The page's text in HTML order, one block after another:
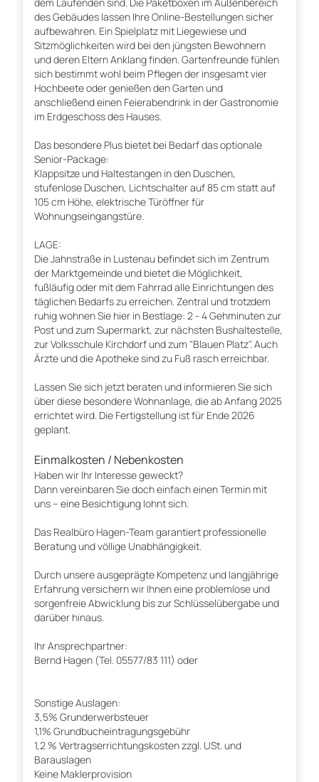
dem Laufenden sind. Die Paketboxen im Außenbereich
des Gebäudes lassen Ihre Online-Bestellungen sicher
aufbewahren. Ein Spielplatz mit Liegewiese und
Sitzmöglichkeiten wird bei den jüngsten Bewohnern
und deren Eltern Anklang finden. Gartenfreunde fühlen
sich bestimmt wohl beim Pflegen der insgesamt vier
Hochbeete oder genießen den Garten und
anschließend einen Feierabendrink in der Gastronomie
im Erdgeschoss des Hauses.
Das besondere Plus bietet bei Bedarf das optionale
Senior-Package:
Klappsitze und Haltestangen in den Duschen,
stufenlose Duschen, Lichtschalter auf 85 cm statt auf
105 cm Höhe, elektrische Türöffner für
Wohnungseingangstüre.
LAGE:
Die Jahnstraße in Lustenau befindet sich im Zentrum
der Marktgemeinde und bietet die Möglichkeit,
fußläufig oder mit dem Fahrrad alle Einrichtungen des
täglichen Bedarfs zu erreichen. Zentral und trotzdem
ruhig wohnen Sie hier in Bestlage: 2 - 4 Gehminuten zur
Post und zum Supermarkt, zur nächsten Bushaltestelle,
zur Volksschule Kirchdorf und zum "Blauen Platz". Auch
Ärzte und die Apotheke sind zu Fuß rasch erreichbar.
Lassen Sie sich jetzt beraten und informieren Sie sich
über diese besondere Wohnanlage, die ab Anfang 2025
errichtet wird. Die Fertigstellung ist für Ende 2026
geplant.
Einmalkosten / Nebenkosten
Haben wir Ihr Interesse geweckt?
Dann vereinbaren Sie doch einfach einen Termin mit
uns – eine Besichtigung lohnt sich.
Das Realbüro Hagen-Team garantiert professionelle
Beratung und völlige Unabhängigkeit.
Durch unsere ausgeprägte Kompetenz und langjährige
Erfahrung versichern wir Ihnen eine problemlose und
sorgenfreie Abwicklung bis zur Schlüsselübergabe und
darüber hinaus.
Ihr Ansprechpartner:
Bernd Hagen (Tel. 05577/83 111) oder
Sonstige Auslagen:
3,5% Grunderwerbsteuer
1,1% Grundbucheintragungsgebühr
1,2 % Vertragserrichtungskosten zzgl. USt. und
Barauslagen
Keine Maklerprovision